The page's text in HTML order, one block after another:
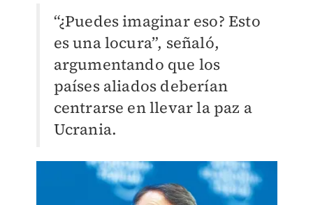
“¿Puedes imaginar eso? Esto
es una locura”, señaló,
argumentando que los
países aliados deberían
centrarse en llevar la paz a
Ucrania.